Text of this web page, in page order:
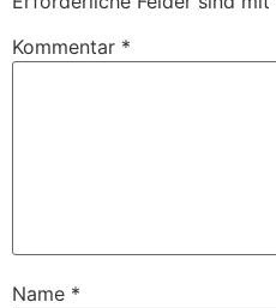
Kommentar *
Name *